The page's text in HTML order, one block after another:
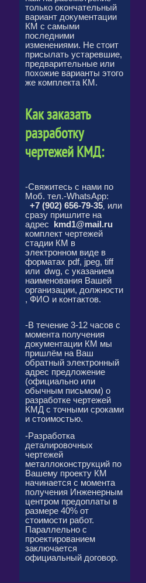
только окончательный
вариант документации
КМ с самыми
последними
изменениями. Не стоит
присылать устаревшие,
предварительные или
похожие варианты этого
же комплекта КМ.
Как заказать
разработку
чертежей КМД:
-Свяжитесь с нами по
Моб. тел.-WhatsApp:
+7 (902) 656-79-35, или
сразу пришлите на
адрес
kmd1@mail.ru
комплект чертежей
стадии КМ в
электронном виде в
форматах pdf, jpeg, tiff
или dwg, с указанием
наименования Вашей
организации, должности
, ФИО и контактов.
-В течение 3-12 часов с
момента получения
документации КМ мы
пришлём на Ваш
обратный электронный
адрес предложение
(официально или
обычным письмом) о
разработке чертежей
КМД с точными сроками
и стоимостью.
-Разработка
деталировочных
чертежей
металлоконструкций по
Вашему проекту КМ
начинается с момента
получения Инженерным
центром предоплаты в
размере 40% от
стоимости работ.
Параллельно с
проектированием
заключается
официальный договор.